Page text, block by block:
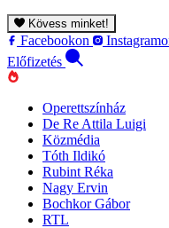
Kövess minket!
Facebookon
Előfizetés
Operettszínház
De Re Attila Luigi
Közmédia
Tóth Ildikó
Rubint Réka
Nagy Ervin
Bochkor Gábor
RTL